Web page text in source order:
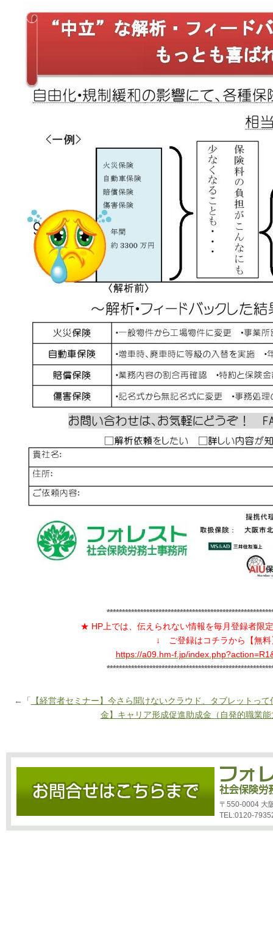
★ HP上では、伝えられない情報を毎月登録者限
↓ ご登録はコチラから【無
https://a09.hm-f.jp/
←「
【経営者セミナー】今さら聞けないクラウド、タブレットって
金】キャリア形成促進助成金（自発的職業
〒550-0004 大
TEL:0120-